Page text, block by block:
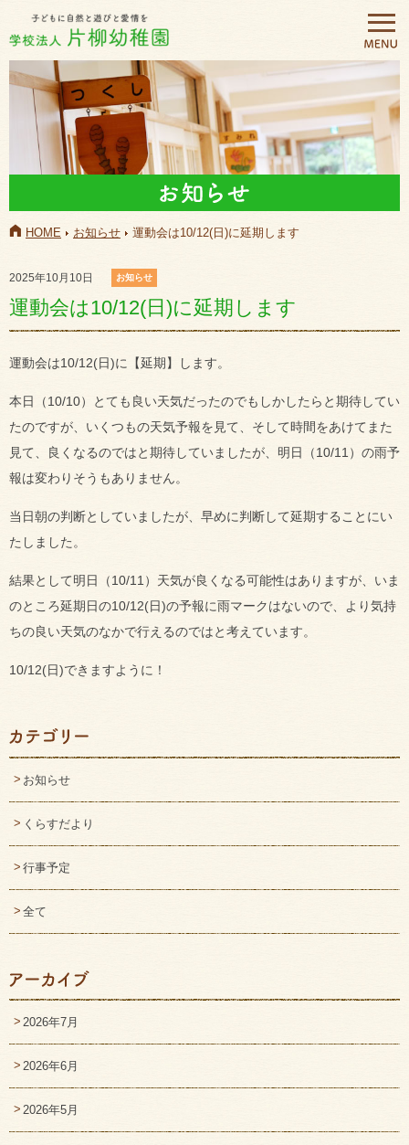
HOME お知らせ 運動会は10/12(日)に延期します
2025年10月10日 お知らせ
運動会は10/12(日)に延期します
運動会は10/12(日)に【延期】します。
本日（10/10）とても良い天気だったのでもしかしたらと期待してい
たのですが、いくつもの天気予報を見て、そして時間をあけてまた
見て、良くなるのではと期待していましたが、明日（10/11）の雨予
報は変わりそうもありません。
当日朝の判断としていましたが、早めに判断して延期することにい
たしました。
結果として明日（10/11）天気が良くなる可能性はありますが、いま
のところ延期日の10/12(日)の予報に雨マークはないので、より気持
ちの良い天気のなかで行えるのではと考えています。
10/12(日)できますように！
お知らせ
くらすだより
行事予定
全て
2026年7月
2026年6月
2026年5月